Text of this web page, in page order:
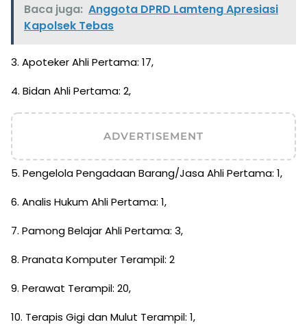
Baca juga: Anggota DPRD Lamteng Apresiasi
Kapolsek Tebas
3. Apoteker Ahli Pertama: 17,
4. Bidan Ahli Pertama: 2,
ADVERTISEMENT
5. Pengelola Pengadaan Barang/Jasa Ahli Pertama: 1,
6. Analis Hukum Ahli Pertama: 1,
7. Pamong Belajar Ahli Pertama: 3,
8. Pranata Komputer Terampil: 2
9. Perawat Terampil: 20,
10. Terapis Gigi dan Mulut Terampil: 1,